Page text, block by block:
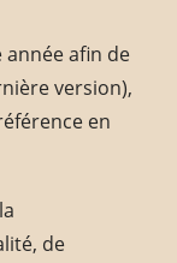
afin de
version),
en
de